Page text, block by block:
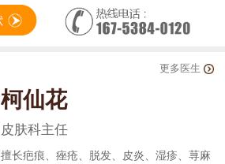
更多医生
柯仙花
皮肤科主任
擅长疤痕、痤疮、脱发、皮炎、湿疹、荨麻